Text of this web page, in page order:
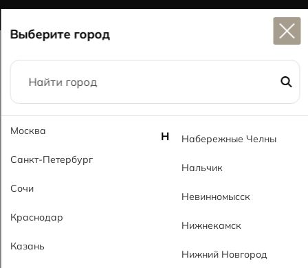
Главная Каталог
60x120
Дунай светло-серый MT Dunay Gray Light MT
Выберите город
Москва
Санкт-Петербург
Сочи
Краснодар
Казань
Н Набережные Челны
Нальчик
Невинномысск
Нижнекамск
Нижний Новгород